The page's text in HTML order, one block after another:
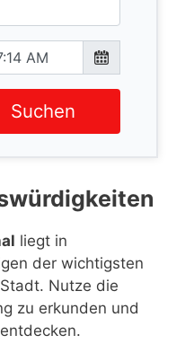
Suchen
liegt in
der wichtigsten
Nutze die
zu erkunden und